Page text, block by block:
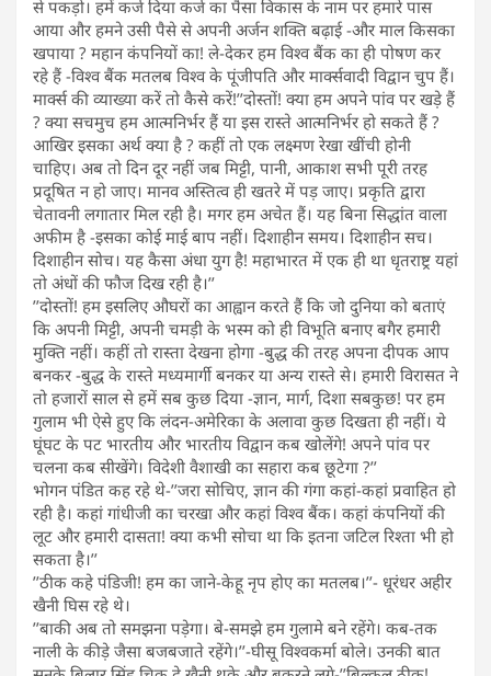
से पकड़ो। हमें कर्ज दिया कर्ज का पैसा विकास के नाम पर हमारे पास
आया और हमने उसी पैसे से अपनी अर्जन शक्ति बढ़ाई -और माल किसका
खपाया ? महान कंपनियों का! ले-देकर हम विश्व बैंक का ही पोषण कर
रहे हैं -विश्व बैंक मतलब विश्व के पूंजीपति और मार्क्सवादी विद्वान चुप हैं।
मार्क्स की व्याख्या करें तो कैसे करें!’’दोस्तों! क्या हम अपने पांव पर खड़े हैं
? क्या सचमुच हम आत्मनिर्भर हैं या इस रास्ते आत्मनिर्भर हो सकते हैं ?
आखिर इसका अर्थ क्या है ? कहीं तो एक लक्ष्मण रेखा खींची होनी
चाहिए। अब तो दिन दूर नहीं जब मिट्टी, पानी, आकाश सभी पूरी तरह
प्रदूषित न हो जाए। मानव अस्तित्व ही खतरे में पड़ जाए। प्रकृति द्वारा
चेतावनी लगातार मिल रही है। मगर हम अचेत हैं। यह बिना सिद्धांत वाला
अफीम है -इसका कोई माई बाप नहीं। दिशाहीन समय। दिशाहीन सच।
दिशाहीन सोच। यह कैसा अंधा युग है! महाभारत में एक ही था धृतराष्ट्र यहां
तो अंधों की फौज दिख रही है।’’
’’दोस्तों! हम इसलिए औघरों का आह्वान करते हैं कि जो दुनिया को बताएं
कि अपनी मिट्टी, अपनी चमड़ी के भस्म को ही विभूति बनाए बगैर हमारी
मुक्ति नहीं। कहीं तो रास्ता देखना होगा -बुद्ध की तरह अपना दीपक आप
बनकर -बुद्ध के रास्ते मध्यमार्गी बनकर या अन्य रास्ते से। हमारी विरासत ने
तो हजारों साल से हमें सब कुछ दिया -ज्ञान, मार्ग, दिशा सबकुछ! पर हम
गुलाम भी ऐसे हुए कि लंदन-अमेरिका के अलावा कुछ दिखता ही नहीं। ये
घूंघट के पट भारतीय और भारतीय विद्वान कब खोलेंगे! अपने पांव पर
चलना कब सीखेंगे। विदेशी वैशाखी का सहारा कब छूटेगा ?’’
भोगन पंडित कह रहे थे-’’जरा सोचिए, ज्ञान की गंगा कहां-कहां प्रवाहित हो
रही है। कहां गांधीजी का चरखा और कहां विश्व बैंक। कहां कंपनियों की
लूट और हमारी दासता! क्या कभी सोचा था कि इतना जटिल रिश्ता भी हो
सकता है।’’
’’ठीक कहे पंडिजी! हम का जाने-केहू नृप होए का मतलब।’’- धूरंधर अहीर
खैनी घिस रहे थे।
’’बाकी अब तो समझना पड़ेगा। बे-समझे हम गुलामे बने रहेंगे। कब-तक
नाली के कीड़े जैसा बजबजाते रहेंगे।’’-घीसू विश्वकर्मा बोले। उनकी बात